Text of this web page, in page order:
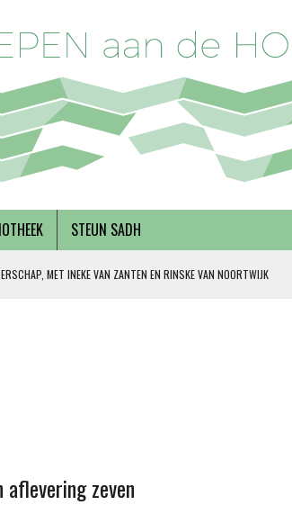
STEUN SADH
MET INEKE VAN ZANTEN EN RINSKE VAN NOORTWIJK
aflevering zeven